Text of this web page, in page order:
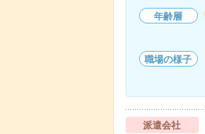
年齢層
職場の様子
派遣会社